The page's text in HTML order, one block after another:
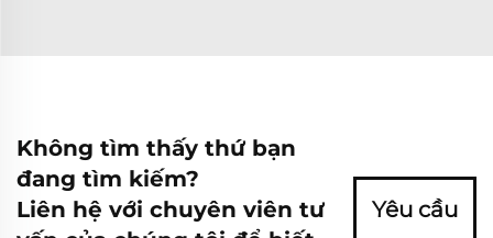
Không tìm thấy thứ bạn
đang tìm kiếm?
Liên hệ với chuyên viên tư
Yêu cầu